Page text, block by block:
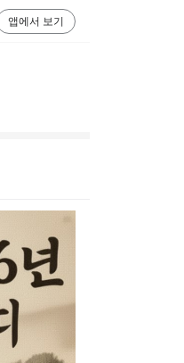
앱에서 보기